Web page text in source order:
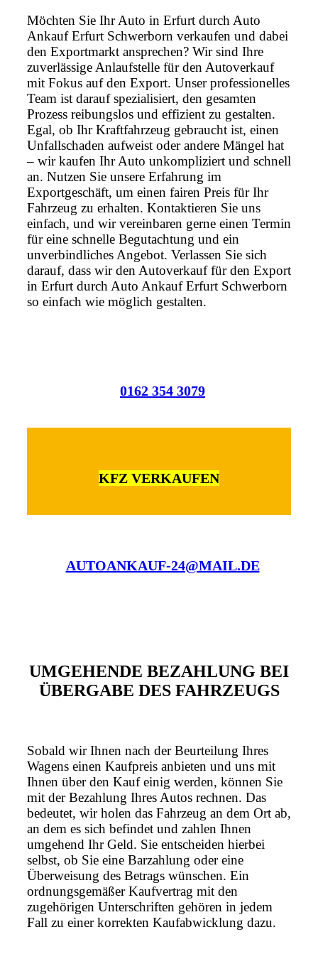
Möchten Sie Ihr Auto in Erfurt durch Auto
Ankauf Erfurt Schwerborn verkaufen und dabei
den Exportmarkt ansprechen? Wir sind Ihre
zuverlässige Anlaufstelle für den Autoverkauf
mit Fokus auf den Export. Unser professionelles
Team ist darauf spezialisiert, den gesamten
Prozess reibungslos und effizient zu gestalten.
Egal, ob Ihr Kraftfahrzeug gebraucht ist, einen
Unfallschaden aufweist oder andere Mängel hat
– wir kaufen Ihr Auto unkompliziert und schnell
an. Nutzen Sie unsere Erfahrung im
Exportgeschäft, um einen fairen Preis für Ihr
Fahrzeug zu erhalten. Kontaktieren Sie uns
einfach, und wir vereinbaren gerne einen Termin
für eine schnelle Begutachtung und ein
unverbindliches Angebot. Verlassen Sie sich
darauf, dass wir den Autoverkauf für den Export
in Erfurt durch Auto Ankauf Erfurt Schwerborn
so einfach wie möglich gestalten.
0162 354 3079
KFZ VERKAUFEN
AUTOANKAUF-24@MAIL.DE
UMGEHENDE BEZAHLUNG BEI
ÜBERGABE DES FAHRZEUGS
Sobald wir Ihnen nach der Beurteilung Ihres
Wagens einen Kaufpreis anbieten und uns mit
Ihnen über den Kauf einig werden, können Sie
mit der Bezahlung Ihres Autos rechnen. Das
bedeutet, wir holen das Fahrzeug an dem Ort ab,
an dem es sich befindet und zahlen Ihnen
umgehend Ihr Geld. Sie entscheiden hierbei
selbst, ob Sie eine Barzahlung oder eine
Überweisung des Betrags wünschen. Ein
ordnungsgemäßer Kaufvertrag mit den
zugehörigen Unterschriften gehören in jedem
Fall zu einer korrekten Kaufabwicklung dazu.